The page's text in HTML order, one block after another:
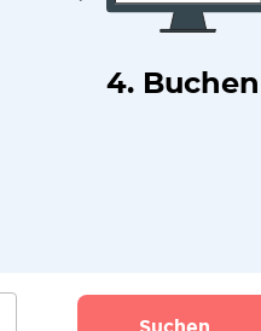
4. Buchen
Suchen